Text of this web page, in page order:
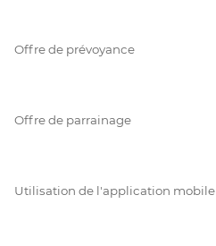
Offre de prévoyance
Offre de parrainage
Utilisation de l'application mobile